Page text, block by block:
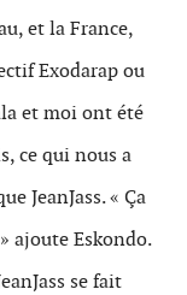
et la France,
Exodarap ou
et moi ont été
ce qui nous a
JeanJass. « Ça
ajoute Eskondo.
se fait